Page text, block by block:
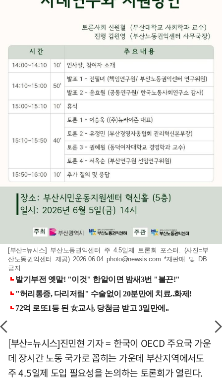
[부산=뉴시스] 부산노동권익센터 주 4.5일제 토론회 포스터. (사진=부
산노동권익센터 제공) 2026.06.04photo@newsis.com *재판매 및 DB
금지
[부산=뉴시스]진민현 기자 = 한국이 OECD 주요국 가운
데 장시간 노동 국가로 꼽히는 가운데 부산지역에서도
주 4.5일제 도입 필요성을 논의하는 토론회가 열린다.